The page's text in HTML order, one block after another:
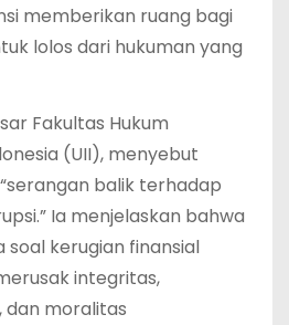
memberikan ruang bagi
lolos dari hukuman yang
Fakultas Hukum
(UII), menyebut
balik terhadap
Ia menjelaskan bahwa
soal kerugian finansial
integritas,
dan moralitas